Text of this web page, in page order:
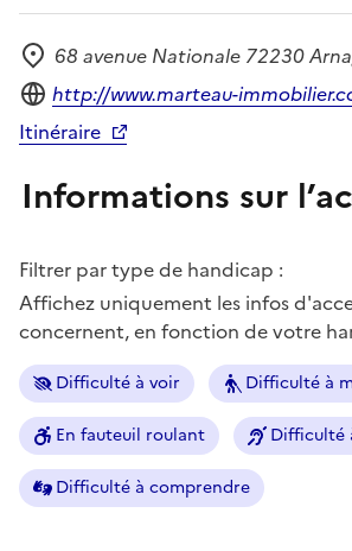
Adresse
68 avenue Nationale 72230
Site internet
http://www.marteau-
Itinéraire
Informations sur
Filtrer par type de handicap :
Affichez uniquement les infos
concernent, en fonction de votre
Difficulté à voir Difficulté à
En fauteuil roulant Difficulté
Difficulté à comprendre